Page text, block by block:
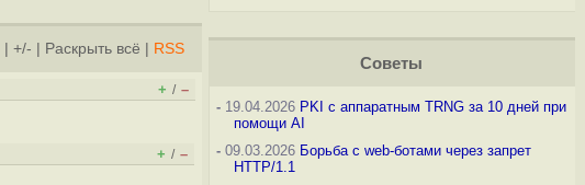
+/- Раскрыть всё RSS
+ / –
+ / –
Советы
-19.04.2026 PKI с аппаратным TRNG за 10 дней при
помощи AI
-09.03.2026 Борьба с web-ботами через запрет
HTTP/1.1